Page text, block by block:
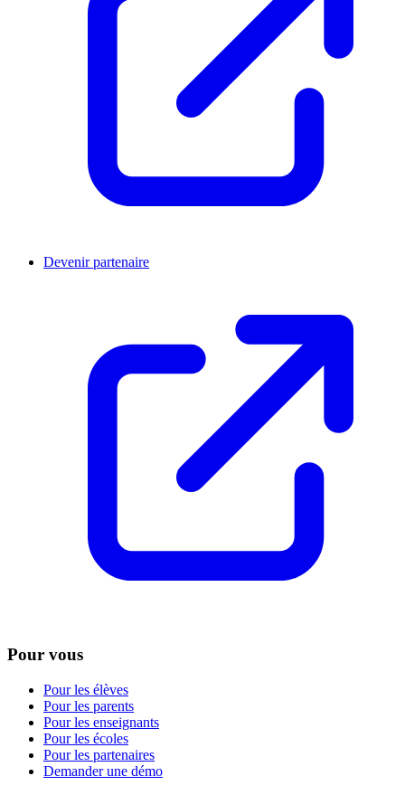
Devenir partenaire
Pour vous
Pour les élèves
Pour les parents
Pour les enseignants
Pour les écoles
Pour les partenaires
Demander une démo